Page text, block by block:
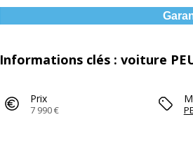
Informations clés : voiture
Prix
7 990 €